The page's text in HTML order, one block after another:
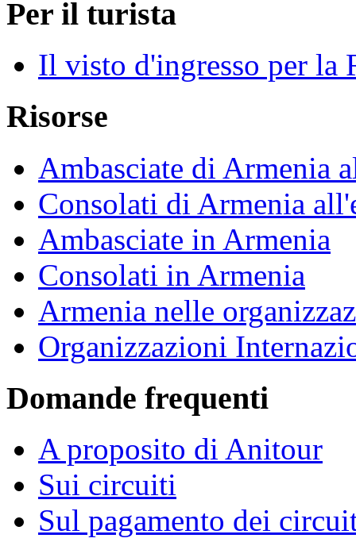
Per il turista
Il visto d'ingresso per la
Risorse
Ambasciate di Armenia
Consolati di Armenia
Ambasciate in Armenia
Consolati in Armenia
Armenia nelle
Organizzazioni
Domande frequenti
A proposito di Anitour
Sui circuiti
Sul pagamento dei